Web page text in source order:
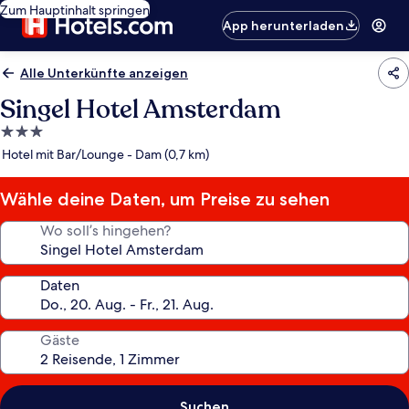
Zum Hauptinhalt springen
App herunterladen
Alle Unterkünfte anzeigen
Singel Hotel Amsterdam
3.0-
Sterne-
Hotel mit Bar/Lounge - Dam (0,7 km)
Wähle deine Daten, um Preise zu sehen
Wo soll’s hingehen?
Daten
Gäste